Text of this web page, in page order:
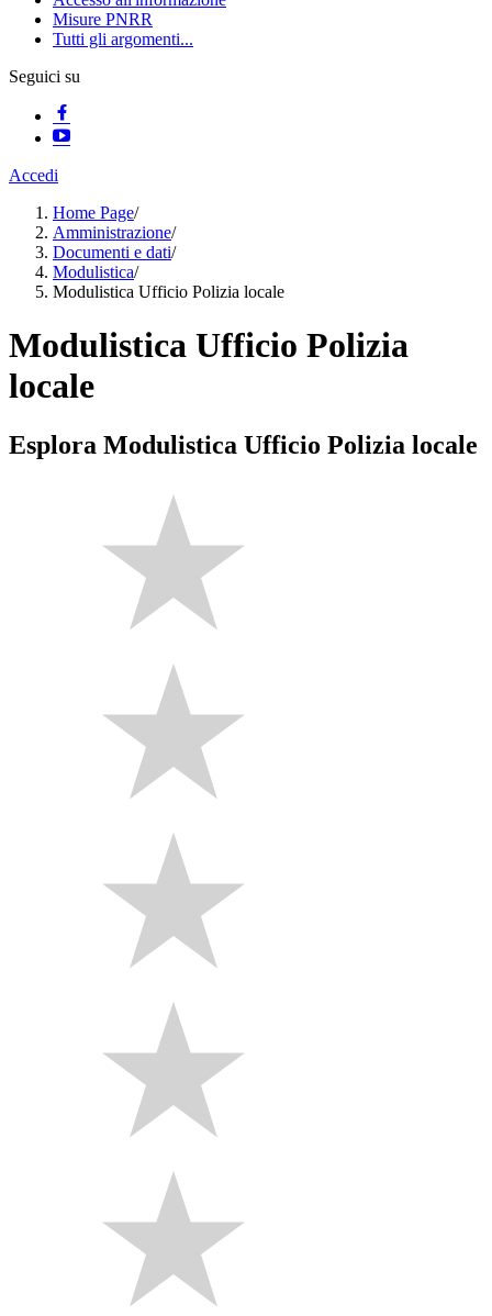
Misure PNRR
Tutti gli argomenti...
Seguici su
Accedi
Home Page/
Amministrazione/
Documenti e dati/
Modulistica/
Modulistica Ufficio Polizia locale
Modulistica Ufficio Polizia
locale
Esplora Modulistica Ufficio Polizia locale